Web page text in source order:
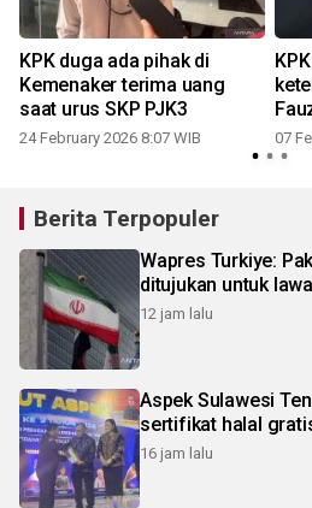
KPK duga ada pihak di
Kemenaker terima uang
saat urus SKP PJK3
24 February 2026 8:07 WIB 07
Berita Terpopuler
Wapres Turkiye:
ditujukan untuk
12 jam lalu
Aspek Sulawesi
sertifikat halal
16 jam lalu